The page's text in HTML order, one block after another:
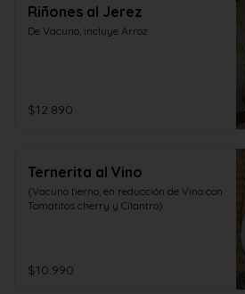
Riñones al Jerez
De Vacuno, incluye Arroz
$12.890
Ternerita al Vino
(Vacuno tierno, en reducción de Vino con
Tomatitos cherry y Cilantro)
$10.990